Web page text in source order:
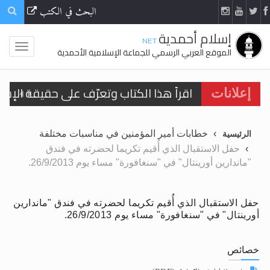
البحث في الكتب
إسلام أحمدية.NET
الموقع العربي الرسمي للجماعة الإسلامية الأحمدية
إعلانات
الحجّ.. دلالات، حِكم، وأهداف >> المزيد
اقرأ هذا المقال في أهمية عيد
اقرأ هذا المقال في أهمية عيد
الحجّ.. دلالات، حِكم، وأهداف >> المزيد
تعميم هامّ لأفراد الجماعة >> المزيد
الرئيسية
خطابات أمير المؤمنين في مناسبات مختلفة
حفل الاستقبال الذي أُقيم تكريما لحضرته في فندق
"ماندارين أورينتال" في "سنغافورة" مساء يوم 26/9/2013.
حفل الاستقبال الذي أُقيم تكريما لحضرته في فندق "ماندارين
أورينتال" في "سنغافورة" مساء يوم 26/9/2013.
خصائص